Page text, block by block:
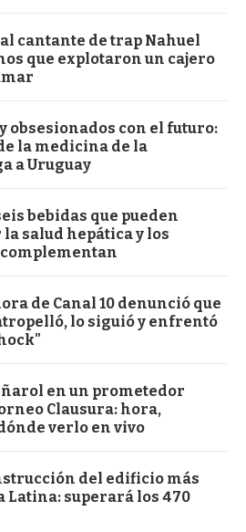
cantante de trap Nahuel
que explotaron un cajero
obsesionados con el futuro:
la medicina de la
a Uruguay
bebidas que pueden
salud hepática y los
de Canal 10 denunció que
lo siguió y enfrentó
en un prometedor
Clausura: hora,
verlo en vivo
del edificio más
Latina: superará los 470